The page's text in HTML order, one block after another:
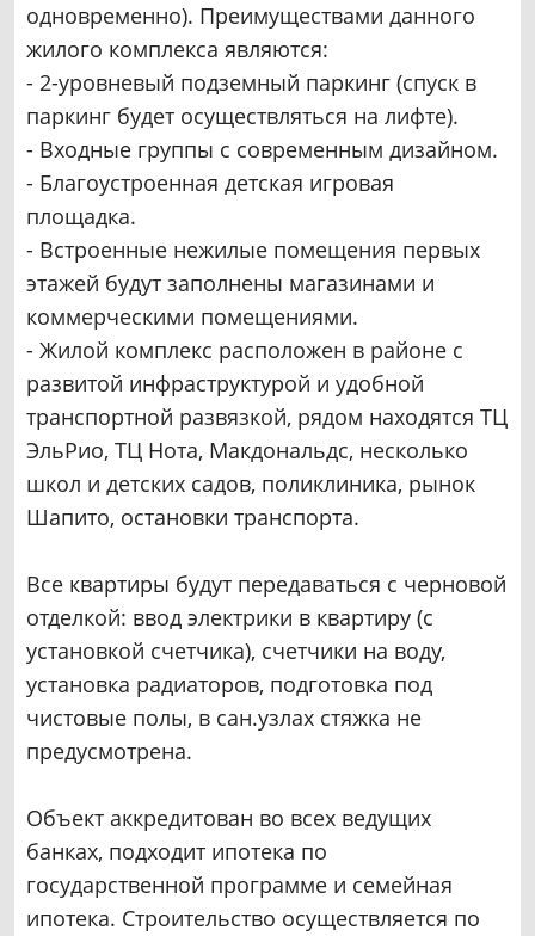
одновременно). Преимуществами данного
жилого комплекса являются:
- 2-уровневый подземный паркинг (спуск в
паркинг будет осуществляться на лифте).
- Входные группы с современным дизайном.
- Благоустроенная детская игровая
площадка.
- Встроенные нежилые помещения первых
этажей будут заполнены магазинами и
коммерческими помещениями.
- Жилой комплекс расположен в районе с
развитой инфраструктурой и удобной
транспортной развязкой, рядом находятся ТЦ
ЭльРио, ТЦ Нота, Макдональдс, несколько
школ и детских садов, поликлиника, рынок
Шапито, остановки транспорта.
Все квартиры будут передаваться с черновой
отделкой: ввод электрики в квартиру (с
установкой счетчика), счетчики на воду,
установка радиаторов, подготовка под
чистовые полы, в сан.узлах стяжка не
предусмотрена.
Объект аккредитован во всех ведущих
банках, подходит ипотека по
государственной программе и семейная
ипотека. Строительство осуществляется по